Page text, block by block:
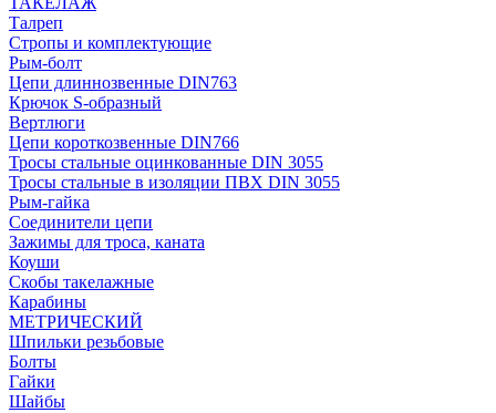
Талреп
Стропы и комплектующие
Рым-болт
Цепи длиннозвенные DIN763
Крючок S-образный
Вертлюги
Цепи короткозвенные DIN766
Тросы стальные оцинкованные DIN 3055
Тросы стальные в изоляции ПВХ DIN 3055
Рым-гайка
Соединители цепи
Зажимы для троса, каната
Коуши
Скобы такелажные
Карабины
МЕТРИЧЕСКИЙ
Шпильки резьбовые
Болты
Гайки
Шайбы